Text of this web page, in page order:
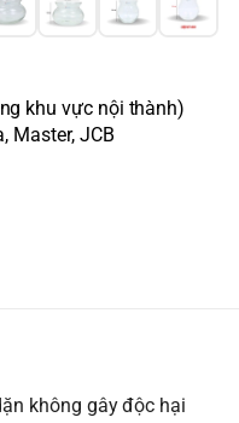
khu vực nội thành)
Master, JCB
không gây độc hại